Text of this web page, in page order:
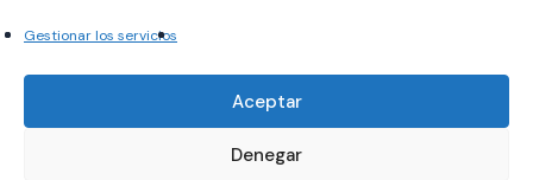
Gestionar los servicios
Aceptar
Denegar